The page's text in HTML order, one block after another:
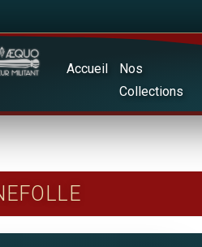
Accueil
Nos
Collections